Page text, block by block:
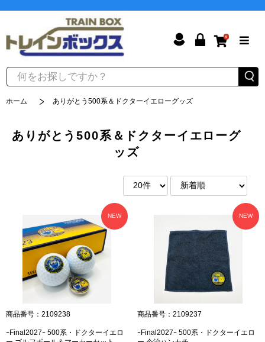
0
ホーム ありがとう500系＆ドクターイエローグッズ
ありがとう500系＆ドクターイエローグ
ッズ
NEW
商品番号：2109238
ｰFinal2027ｰ 500系・ドクターイエロ
NEW
商品番号：2109237
ｰFinal2027ｰ 500系・ドクターイエロ